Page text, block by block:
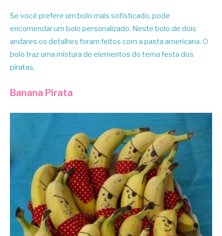
Se você prefere um bolo mais sofisticado, pode
encomendar um bolo personalizado. Neste bolo de dois
andares os detalhes foram feitos com a pasta americana. O
bolo traz uma mistura de elementos do tema festa dos
piratas.
Banana Pirata